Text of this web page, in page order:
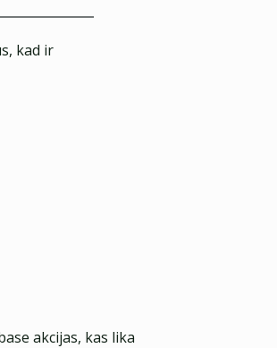
kad ir
akcijas, kas lika